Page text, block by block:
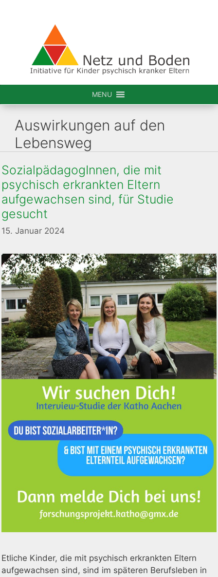
MENU
Auswirkungen auf den
Lebensweg
SozialpädagogInnen, die mit
psychisch erkrankten Eltern
aufgewachsen sind, für Studie
gesucht
15. Januar 2024
Etliche Kinder, die mit psychisch erkrankten Eltern
aufgewachsen sind, sind im späteren Berufsleben in